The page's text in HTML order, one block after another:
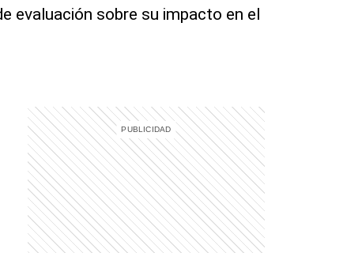
evaluación sobre su impacto en el